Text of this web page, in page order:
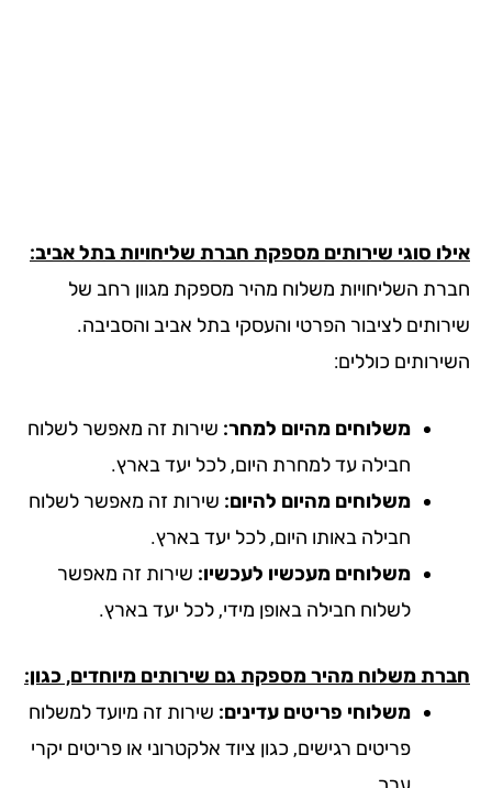
סוגי שירותים מספקת חברת שליחויות בתל אביב:
השליחויות משלוח מהיר מספקת מגוון רחב של
לציבור הפרטי והעסקי בתל אביב והסביבה.
כוללים:
משלוחים מהיום למחר:שירות זה מאפשר לשלוח
חבילה עד למחרת היום, לכל יעד בארץ.
משלוחים מהיום להיום:שירות זה מאפשר לשלוח
חבילה באותו היום, לכל יעד בארץ.
משלוחים מעכשיו לעכשיו:שירות זה מאפשר
לשלוח חבילה באופן מידי, לכל יעד בארץ.
משלוח מהיר מספקת גם שירותים מיוחדים, כגון:
משלוחי פריטים עדינים:שירות זה מיועד למשלוח
פריטים רגישים, כגון ציוד אלקטרוני או פריטים יקרי